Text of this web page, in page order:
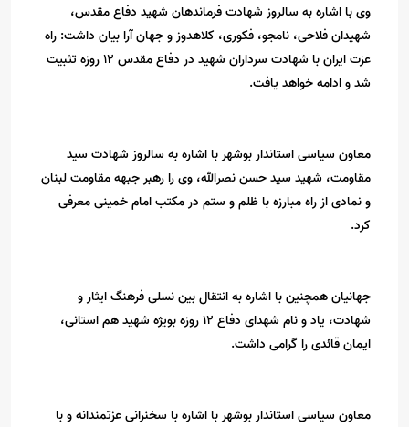
وی با اشاره به سالروز شهادت فرماندهان شهید دفاع مقدس،
شهیدان فلاحی، نامجو، فکوری، کلاهدوز و جهان آرا بیان داشت: راه
عزت ایران با شهادت سرداران شهید در دفاع مقدس ۱۲ روزه تثبیت
شد و ادامه خواهد یافت.
معاون سیاسی استاندار بوشهر با اشاره به سالروز شهادت سید
مقاومت، شهید سید حسن نصرالله، وی را رهبر جبهه مقاومت لبنان
و نمادی از راه مبارزه با ظلم و ستم در مکتب امام خمینی معرفی
کرد.
جهانیان همچنین با اشاره به انتقال بین نسلی فرهنگ ایثار و
شهادت، یاد و نام شهدای دفاع ۱۲ روزه بویژه شهید هم استانی،
ایمان قائدی را گرامی داشت.
معاون سیاسی استاندار بوشهر با اشاره با سخنرانی عزتمندانه و با